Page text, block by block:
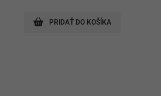
PRIDAŤ DO KOŠÍKA